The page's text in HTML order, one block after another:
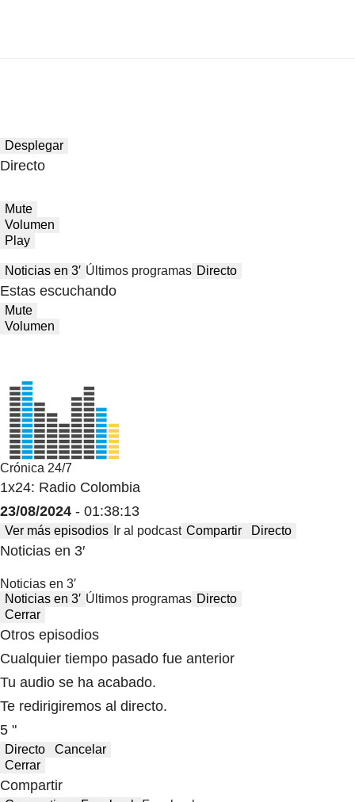
Desplegar
Directo
Mute
Volumen
Play
Noticias en 3′ Últimos programas Directo
Estas escuchando
Mute
Volumen
Crónica 24/7
1x24: Radio Colombia
23/08/2024 - 01:38:13
Ver más episodios Ir al podcast Compartir Directo
Noticias en 3′
Noticias en 3′
Noticias en 3′ Últimos programas Directo
Cerrar
Otros episodios
Cualquier tiempo pasado fue anterior
Tu audio se ha acabado.
Te redirigiremos al directo.
5 "
Directo
Cancelar
Cerrar
Compartir